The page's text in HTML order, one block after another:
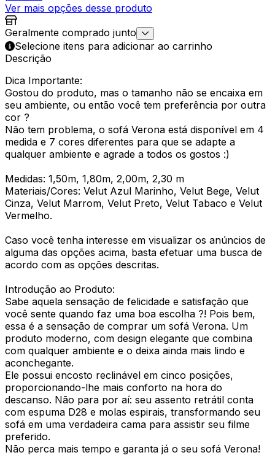
Ver mais opções desse produto
Geralmente comprado junto
Selecione itens para adicionar ao carrinho
Descrição
Dica Importante:
Gostou do produto, mas o tamanho não se encaixa em
seu ambiente, ou então você tem preferência por outra
cor ?
Não tem problema, o sofá Verona está disponível em 4
medida e 7 cores diferentes para que se adapte a
qualquer ambiente e agrade a todos os gostos :)
Medidas: 1,50m, 1,80m, 2,00m, 2,30 m
Materiais/Cores: Velut Azul Marinho, Velut Bege, Velut
Cinza, Velut Marrom, Velut Preto, Velut Tabaco e Velut
Vermelho.
Caso você tenha interesse em visualizar os anúncios de
alguma das opções acima, basta efetuar uma busca de
acordo com as opções descritas.
Introdução ao Produto:
Sabe aquela sensação de felicidade e satisfação que
você sente quando faz uma boa escolha ?! Pois bem,
essa é a sensação de comprar um sofá Verona. Um
produto moderno, com design elegante que combina
com qualquer ambiente e o deixa ainda mais lindo e
aconchegante.
Ele possui encosto reclinável em cinco posições,
proporcionando-lhe mais conforto na hora do
descanso. Não para por aí: seu assento retrátil conta
com espuma D28 e molas espirais, transformando seu
sofá em uma verdadeira cama para assistir seu filme
preferido.
Não perca mais tempo e garanta já o seu sofá Verona!